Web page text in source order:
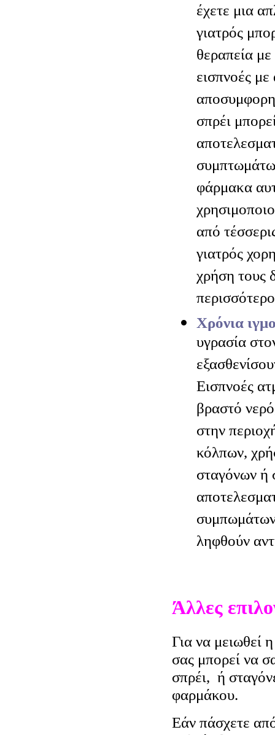
έχετε μια
γιατρός
θεραπεία
εισπνοές
σπρέι
φάρμακα
από
γιατρός
χρήση τους
Χρόνια
υγρασία
Εισπνοές
βραστό
στην
κόλπων,
σταγόνων ή
ληφθούν
Άλλες
Για να μειωθεί
σας μπορεί να
σπρέι, ή
φαρμάκου.
Εάν πάσχετε